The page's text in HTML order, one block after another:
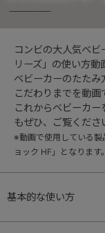
コンビの大人気ベ
リーズ」の使い方動
ベビーカーのたたみ
こだわりまでを動画
これからベビーカ
もぜひ、ご覧くださ
※動画で使用している
ョック HF」となります。
基本的な使い方